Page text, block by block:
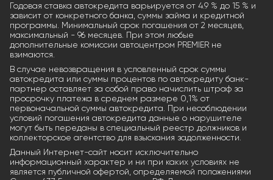
Годовая ставка автокредита варьируется от 4.9 % до 15 % и
зависит от конкретного банка, суммы займа и кредитной
программы. Минимальный срок погашения от 2 месяцев,
максимальный - 96 месяцев. При этом любые
дополнительные комиссии автоцентром PREMIER не
взимаются.
В случае невозвращения в условленный срок суммы
автокредита или суммы процентов по автокредиту банк-
партнер оставляет за собой право начислить штраф за
просрочку платежа в среднем размере 0,1% от
первоначальной суммы автокредита. При несоблюдении
условий погашения автокредита данные о нарушителе
могут быть переданы в специальный реестр должников и
коллекторское агентство для взыскания задолженности.
Данный Интернет-сайт носит исключительно
информационный характер и ни при каких условиях не
является публичной офертой, определяемой положениями